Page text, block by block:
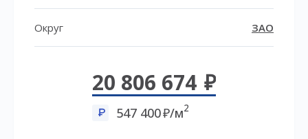
Округ ЗАО
20 806 674
547 400 /м2